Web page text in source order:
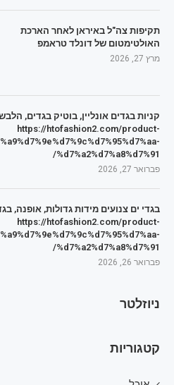
תקיפות צה"ל באיראן לאחר הארכת
האולטימטום של דונלד טראמפ
מרץ 27, 2026
קניות בגדים אונליין, בוטיק בגדים,
https://htofashion2.com/product-
%d7%a2%d7%a8%d7%91/
פברואר 27, 2026
בגדי ים צנועים מידות גדולות, אופנה,
https://htofashion2.com/product-
%d7%a2%d7%a8%d7%91/
פברואר 26, 2026
ניוזלטר
קטגוריות